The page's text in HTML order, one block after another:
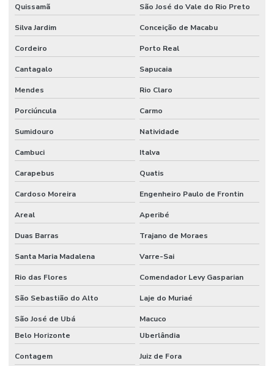
Quissamã São José do Vale do Rio Preto
Silva Jardim Conceição de Macabu
Cordeiro Porto Real
Cantagalo Sapucaia
Mendes Rio Claro
Porciúncula Carmo
Sumidouro Natividade
Cambuci Italva
Carapebus Quatis
Cardoso Moreira Engenheiro Paulo de Frontin
Areal Aperibé
Duas Barras Trajano de Moraes
Santa Maria Madalena Varre-Sai
Rio das Flores Comendador Levy Gasparian
São Sebastião do Alto Laje do Muriaé
São José de Ubá
Macuco
Belo Horizonte
Uberlândia
Contagem Juiz de Fora